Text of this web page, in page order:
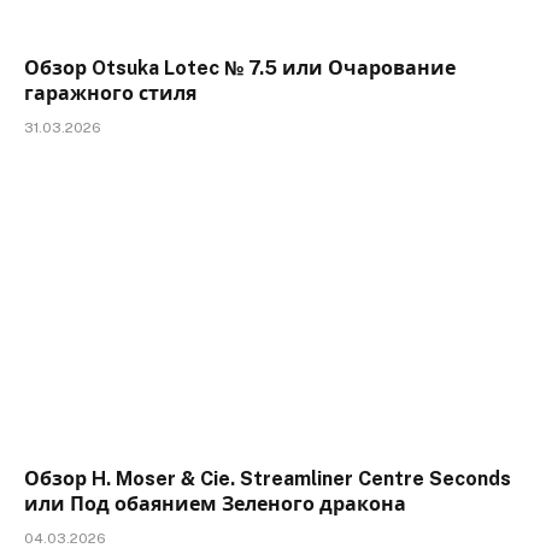
Обзор Otsuka Lotec № 7.5 или Очарование
гаражного стиля
31.03.2026
Обзор H. Moser & Cie. Streamliner Centre Seconds
или Под обаянием Зеленого дракона
04.03.2026